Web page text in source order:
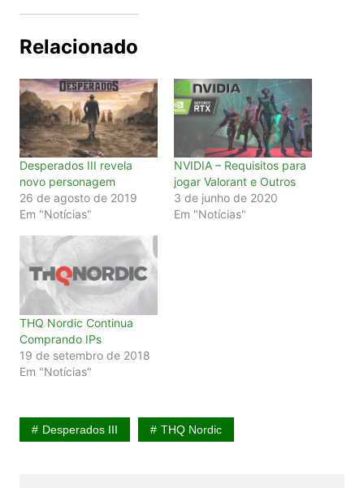
Relacionado
Desperados III revela
novo personagem
26 de agosto de 2019
Em "Notícias"
NVIDIA – Requisitos para
jogar Valorant e Outros
3 de junho de 2020
Em "Notícias"
THQ Nordic Continua
Comprando IPs
19 de setembro de 2018
Em "Notícias"
Desperados III THQ Nordic